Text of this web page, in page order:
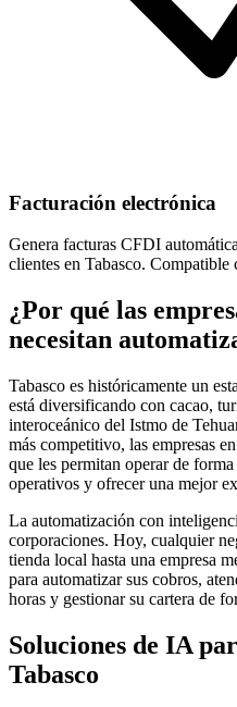
Facturación electrónica
Genera facturas CFDI
clientes en Tabasco. Compatible
¿Por qué las
necesitan
Tabasco es históricamente un
está diversificando con cacao,
interoceánico del Istmo de
más competitivo, las empresas
que les permitan operar de
operativos y ofrecer una mejor
La automatización con
corporaciones. Hoy, cualquier
tienda local hasta una empresa
para automatizar sus cobros,
horas y gestionar su cartera de
Soluciones de IA
Tabasco